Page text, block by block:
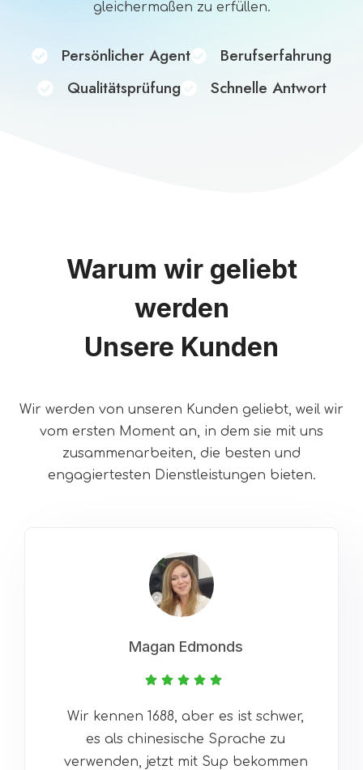
gleichermaßen zu erfüllen.
Persönlicher Agent
Berufserfahrung
Qualitätsprüfung
Schnelle Antwort
Warum wir geliebt
werden
Unsere Kunden
Wir werden von unseren Kunden geliebt, weil wir
vom ersten Moment an, in dem sie mit uns
zusammenarbeiten, die besten und
engagiertesten Dienstleistungen bieten.
Magan Edmonds
Wir kennen 1688, aber es ist schwer,
es als chinesische Sprache zu
verwenden, jetzt mit Sup bekommen